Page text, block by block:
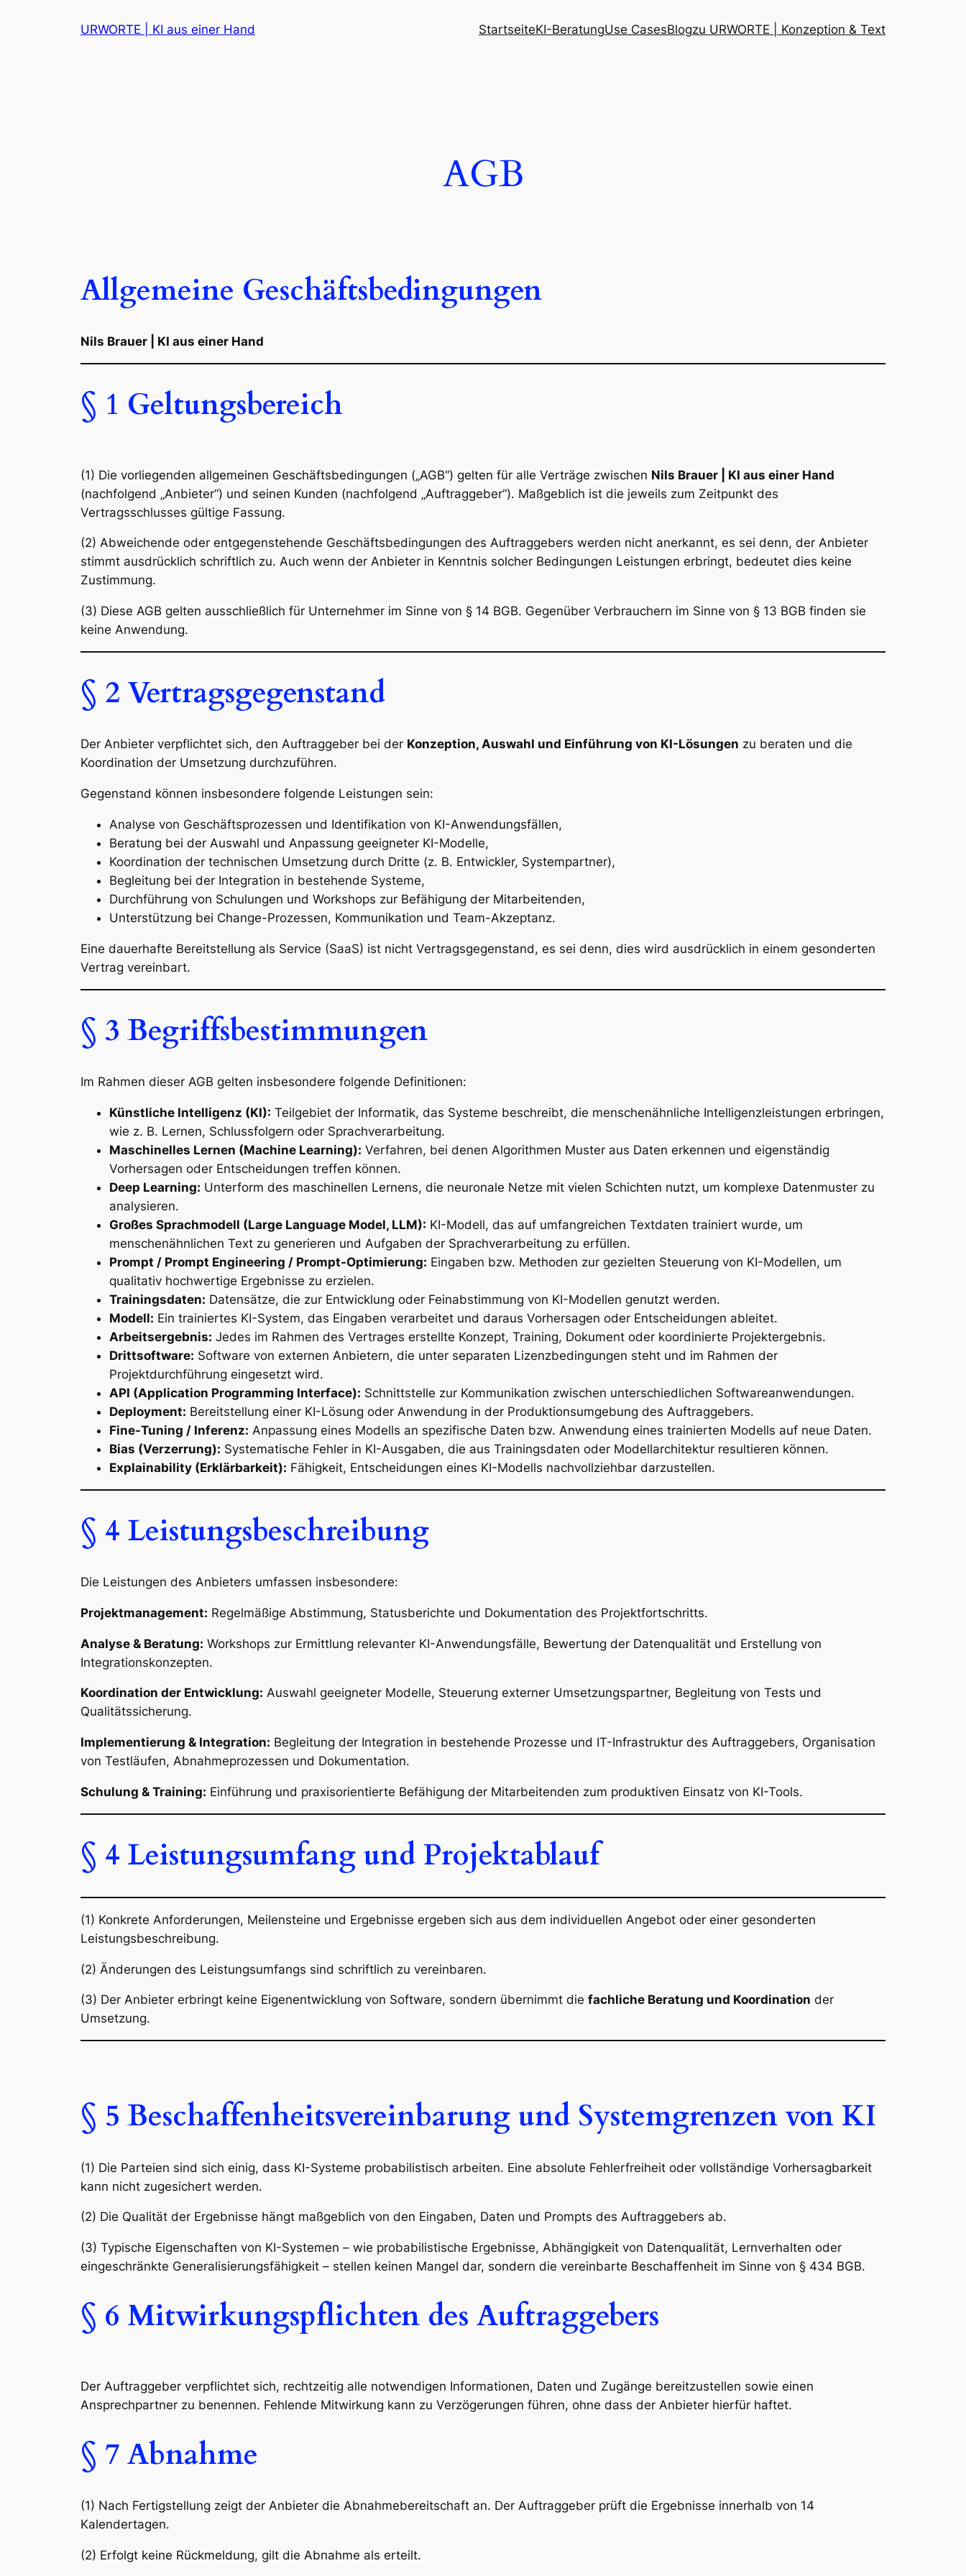
URWORTE | KI aus einer Hand StartseiteKI-BeratungUse CasesBlogzu URWORTE | Konzeption & Text
AGB
Allgemeine Geschäftsbedingungen
Nils Brauer | KI aus einer Hand
§ 1 Geltungsbereich
(1) Die vorliegenden allgemeinen Geschäftsbedingungen („AGB“) gelten für alle Verträge zwischen Nils Brauer | KI aus einer Hand
(nachfolgend „Anbieter“) und seinen Kunden (nachfolgend „Auftraggeber“). Maßgeblich ist die jeweils zum Zeitpunkt des
Vertragsschlusses gültige Fassung.
(2) Abweichende oder entgegenstehende Geschäftsbedingungen des Auftraggebers werden nicht anerkannt, es sei denn, der Anbieter
stimmt ausdrücklich schriftlich zu. Auch wenn der Anbieter in Kenntnis solcher Bedingungen Leistungen erbringt, bedeutet dies keine
Zustimmung.
(3) Diese AGB gelten ausschließlich für Unternehmer im Sinne von § 14 BGB. Gegenüber Verbrauchern im Sinne von § 13 BGB finden sie
keine Anwendung.
§ 2 Vertragsgegenstand
Der Anbieter verpflichtet sich, den Auftraggeber bei der Konzeption, Auswahl und Einführung von KI-Lösungen zu beraten und die
Koordination der Umsetzung durchzuführen.
Gegenstand können insbesondere folgende Leistungen sein:
Analyse von Geschäftsprozessen und Identifikation von KI-Anwendungsfällen,
Beratung bei der Auswahl und Anpassung geeigneter KI-Modelle,
Koordination der technischen Umsetzung durch Dritte (z. B. Entwickler, Systempartner),
Begleitung bei der Integration in bestehende Systeme,
Durchführung von Schulungen und Workshops zur Befähigung der Mitarbeitenden,
Unterstützung bei Change-Prozessen, Kommunikation und Team-Akzeptanz.
Eine dauerhafte Bereitstellung als Service (SaaS) ist nicht Vertragsgegenstand, es sei denn, dies wird ausdrücklich in einem gesonderten
Vertrag vereinbart.
§ 3 Begriffsbestimmungen
Im Rahmen dieser AGB gelten insbesondere folgende Definitionen:
Künstliche Intelligenz (KI): Teilgebiet der Informatik, das Systeme beschreibt, die menschenähnliche Intelligenzleistungen erbringen,
wie z. B. Lernen, Schlussfolgern oder Sprachverarbeitung.
Maschinelles Lernen (Machine Learning): Verfahren, bei denen Algorithmen Muster aus Daten erkennen und eigenständig
Vorhersagen oder Entscheidungen treffen können.
Deep Learning: Unterform des maschinellen Lernens, die neuronale Netze mit vielen Schichten nutzt, um komplexe Datenmuster zu
analysieren.
Großes Sprachmodell (Large Language Model, LLM): KI-Modell, das auf umfangreichen Textdaten trainiert wurde, um
menschenähnlichen Text zu generieren und Aufgaben der Sprachverarbeitung zu erfüllen.
Prompt / Prompt Engineering / Prompt-Optimierung: Eingaben bzw. Methoden zur gezielten Steuerung von KI-Modellen, um
qualitativ hochwertige Ergebnisse zu erzielen.
Trainingsdaten: Datensätze, die zur Entwicklung oder Feinabstimmung von KI-Modellen genutzt werden.
Modell: Ein trainiertes KI-System, das Eingaben verarbeitet und daraus Vorhersagen oder Entscheidungen ableitet.
Arbeitsergebnis: Jedes im Rahmen des Vertrages erstellte Konzept, Training, Dokument oder koordinierte Projektergebnis.
Drittsoftware: Software von externen Anbietern, die unter separaten Lizenzbedingungen steht und im Rahmen der
Projektdurchführung eingesetzt wird.
API (Application Programming Interface): Schnittstelle zur Kommunikation zwischen unterschiedlichen Softwareanwendungen.
Deployment: Bereitstellung einer KI-Lösung oder Anwendung in der Produktionsumgebung des Auftraggebers.
Fine-Tuning / Inferenz: Anpassung eines Modells an spezifische Daten bzw. Anwendung eines trainierten Modells auf neue Daten.
Bias (Verzerrung): Systematische Fehler in KI-Ausgaben, die aus Trainingsdaten oder Modellarchitektur resultieren können.
Explainability (Erklärbarkeit): Fähigkeit, Entscheidungen eines KI-Modells nachvollziehbar darzustellen.
§ 4 Leistungsbeschreibung
Die Leistungen des Anbieters umfassen insbesondere:
Projektmanagement: Regelmäßige Abstimmung, Statusberichte und Dokumentation des Projektfortschritts.
Analyse & Beratung: Workshops zur Ermittlung relevanter KI-Anwendungsfälle, Bewertung der Datenqualität und Erstellung von
Integrationskonzepten.
Koordination der Entwicklung: Auswahl geeigneter Modelle, Steuerung externer Umsetzungspartner, Begleitung von Tests und
Qualitätssicherung.
Implementierung & Integration: Begleitung der Integration in bestehende Prozesse und IT-Infrastruktur des Auftraggebers, Organisation
von Testläufen, Abnahmeprozessen und Dokumentation.
Schulung & Training: Einführung und praxisorientierte Befähigung der Mitarbeitenden zum produktiven Einsatz von KI-Tools.
§ 4 Leistungsumfang und Projektablauf
(1) Konkrete Anforderungen, Meilensteine und Ergebnisse ergeben sich aus dem individuellen Angebot oder einer gesonderten
Leistungsbeschreibung.
(2) Änderungen des Leistungsumfangs sind schriftlich zu vereinbaren.
(3) Der Anbieter erbringt keine Eigenentwicklung von Software, sondern übernimmt die fachliche Beratung und Koordination der
Umsetzung.
§ 5 Beschaffenheitsvereinbarung und Systemgrenzen von KI
(1) Die Parteien sind sich einig, dass KI-Systeme probabilistisch arbeiten. Eine absolute Fehlerfreiheit oder vollständige Vorhersagbarkeit
kann nicht zugesichert werden.
(2) Die Qualität der Ergebnisse hängt maßgeblich von den Eingaben, Daten und Prompts des Auftraggebers ab.
(3) Typische Eigenschaften von KI-Systemen – wie probabilistische Ergebnisse, Abhängigkeit von Datenqualität, Lernverhalten oder
eingeschränkte Generalisierungsfähigkeit – stellen keinen Mangel dar, sondern die vereinbarte Beschaffenheit im Sinne von § 434 BGB.
§ 6 Mitwirkungspflichten des Auftraggebers
Der Auftraggeber verpflichtet sich, rechtzeitig alle notwendigen Informationen, Daten und Zugänge bereitzustellen sowie einen
Ansprechpartner zu benennen. Fehlende Mitwirkung kann zu Verzögerungen führen, ohne dass der Anbieter hierfür haftet.
§ 7 Abnahme
(1) Nach Fertigstellung zeigt der Anbieter die Abnahmebereitschaft an. Der Auftraggeber prüft die Ergebnisse innerhalb von 14
Kalendertagen.
(2) Erfolgt keine Rückmeldung, gilt die Abnahme als erteilt.